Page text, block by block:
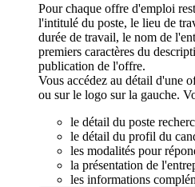
Pour chaque offre d'emploi
l'intitulé du poste, le lieu de
durée de travail, le nom de
premiers caractères du
publication de l'offre.
Vous accédez au détail d'une
ou sur le logo sur la gauche.
le détail du poste
le détail du profil du
les modalités pour
la présentation de
les informations